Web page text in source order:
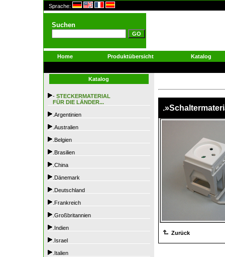
Sprache:
Suchen
Home Produktübersicht Katalog
Katalog
- STECKERMATERIAL
FÜR DIE LÄNDER...
.Argentinien
.Australien
.Belgien
.Brasilien
.China
.Dänemark
.Deutschland
.Frankreich
.Großbritannien
.Indien
.Israel
.Italien
Zurück